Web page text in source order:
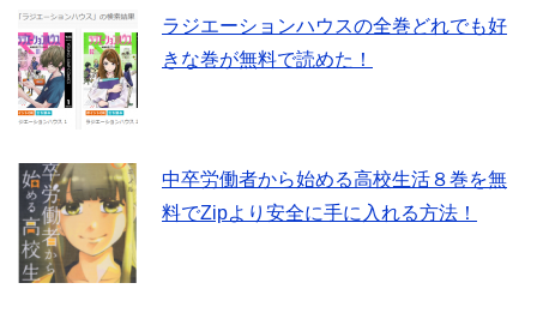
ラジエーションハウスの全巻どれでも好
きな巻が無料で読めた！
中卒労働者から始める高校生活８巻を無
料でZipより安全に手に入れる方法！